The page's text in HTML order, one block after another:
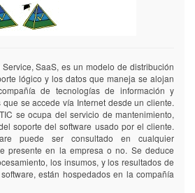
SaaS, es un modelo de distribución
lógico y los datos que maneja se alojan
de tecnologías de información y
se accede vía Internet desde un cliente.
se ocupa del servicio de mantenimiento,
soporte del software usado por el cliente.
puede ser consultado en cualquier
presente en la empresa o no. Se deduce
los insumos, y los resultados de
están hospedados en la compañía